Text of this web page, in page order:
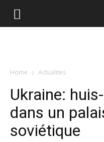
Home Actualites
Ukraine:
dans un
soviétique